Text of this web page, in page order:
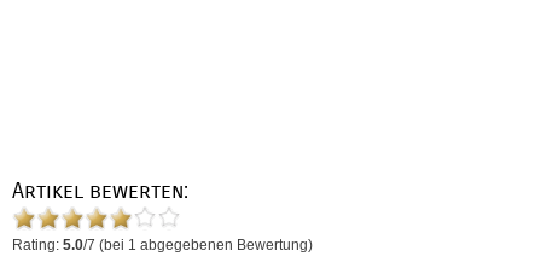
Artikel bewerten:
Rating: 5.0/7 (bei 1 abgegebenen Bewertung)